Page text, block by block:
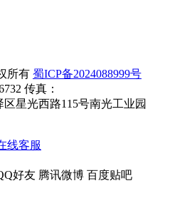
所有 蜀ICP备2024088999号
传真：
星光西路115号南光工业园
线客服
好友 腾讯微博 百度贴吧